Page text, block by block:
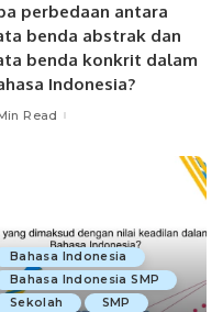
perbedaan antara
benda abstrak dan
benda konkrit dalam
Indonesia?
Read
Bahasa Indonesia
Bahasa Indonesia SMP
Sekolah
SMP